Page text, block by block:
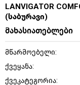
LANVIGATOR
(საბურავი)
მახასიათებლები
მწარმოებელი:
ქვეყანა:
ქვეკატეგორია: